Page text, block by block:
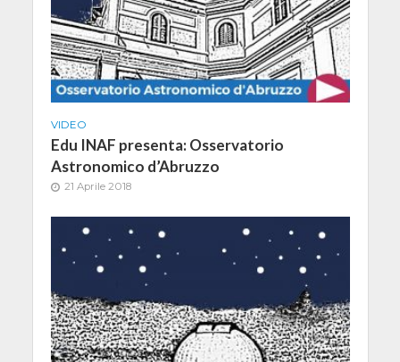
VIDEO
Edu INAF presenta: Osservatorio
Astronomico d’Abruzzo
21 Aprile 2018